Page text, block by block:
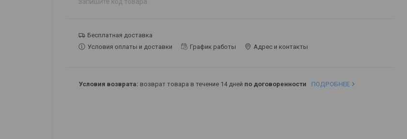
Бесплатная доставка
Условия оплаты и доставки
График работы Адрес и контакты
возврат товара в течение 14 дней по договоренности ПОДРОБНЕЕ